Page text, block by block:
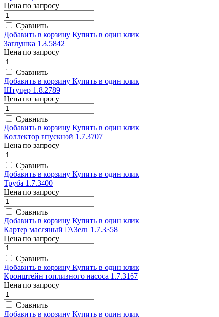
Цена по запросу
Сравнить
Добавить в корзину Купить в один клик
Заглушка 1.8.5842
Цена по запросу
Сравнить
Добавить в корзину Купить в один клик
Штуцер 1.8.2789
Цена по запросу
Сравнить
Добавить в корзину Купить в один клик
Коллектор впускной 1.7.3707
Цена по запросу
Сравнить
Добавить в корзину Купить в один клик
Труба 1.7.3400
Цена по запросу
Сравнить
Добавить в корзину Купить в один клик
Картер масляный ГАЗель 1.7.3358
Цена по запросу
Сравнить
Добавить в корзину Купить в один клик
Кронштейн топливного насоса 1.7.3167
Цена по запросу
Сравнить
Добавить в корзину Купить в один клик